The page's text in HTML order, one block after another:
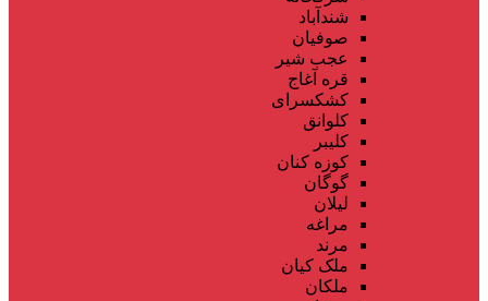
شندآباد
صوفیان
عجب شیر
قره آغاج
کشکسرای
کلوانق
کلیبر
کوزه کنان
گوگان
لیلان
مراغه
مرند
ملک کیان
ملکان